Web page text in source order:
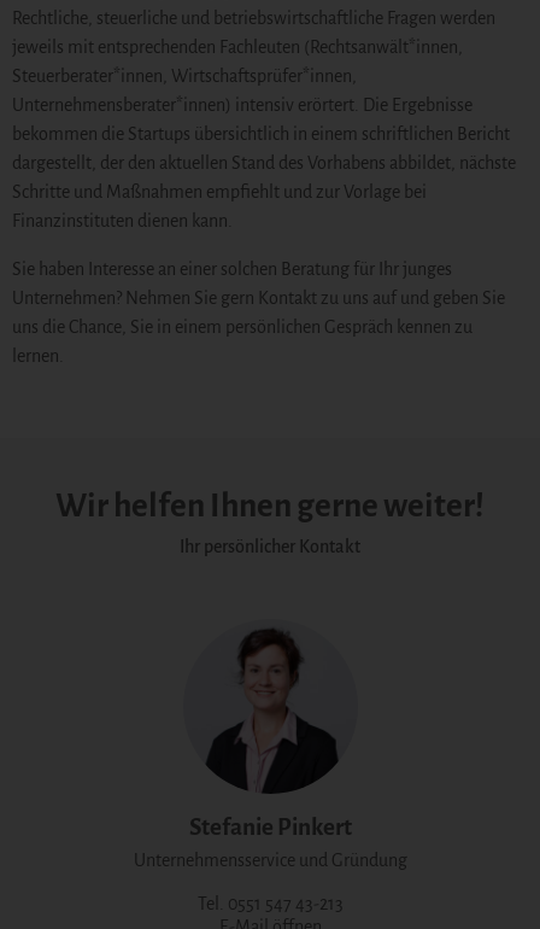
Rechtliche, steuerliche und betriebswirtschaftliche Fragen werden
jeweils mit entsprechenden Fachleuten (Rechtsanwält*innen,
Steuerberater*innen, Wirtschaftsprüfer*innen,
Unternehmensberater*innen) intensiv erörtert. Die Ergebnisse
bekommen die Startups übersichtlich in einem schriftlichen Bericht
dargestellt, der den aktuellen Stand des Vorhabens abbildet, nächste
Schritte und Maßnahmen empfiehlt und zur Vorlage bei
Finanzinstituten dienen kann.
Sie haben Interesse an einer solchen Beratung für Ihr junges
Unternehmen? Nehmen Sie gern Kontakt zu uns auf und geben Sie
uns die Chance, Sie in einem persönlichen Gespräch kennen zu
lernen.
Wir helfen Ihnen gerne weiter!
Ihr persönlicher Kontakt
Stefanie Pinkert
Unternehmensservice und Gründung
Tel. 0551 547 43-213